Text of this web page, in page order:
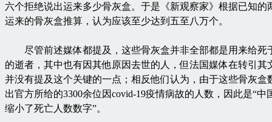
六个拒绝说出运来多少骨灰盒。于是《新观察家》根据已知的
运来的骨灰盒推算，认为应该至少达到五至八万个。
尽管前述媒体都提及，这些骨灰盒并非全部都是用来给死
的逝者，其中也有因其他原因去世的人，但法国媒体在转引其
并没有提及这个关键的一点；相反他们认为，由于这些骨灰盒
出官方所给的3300余位因covid-19疫情病故的人数，因此是“中
缩小了死亡人数数字”。